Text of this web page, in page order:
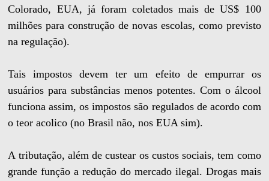
Colorado, EUA, já foram coletados mais de US$ 100
milhões para construção de novas escolas, como previsto
na regulação).
Tais impostos devem ter um efeito de empurrar os
usuários para substâncias menos potentes. Com o álcool
funciona assim, os impostos são regulados de acordo com
o teor acolico (no Brasil não, nos EUA sim).
A tributação, além de custear os custos sociais, tem como
grande função a redução do mercado ilegal. Drogas mais